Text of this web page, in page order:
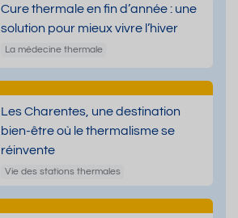
Cure thermale en fin d’année : une
solution pour mieux vivre l’hiver
La médecine thermale
Les Charentes, une destination
bien-être où le thermalisme se
réinvente
Vie des stations thermales